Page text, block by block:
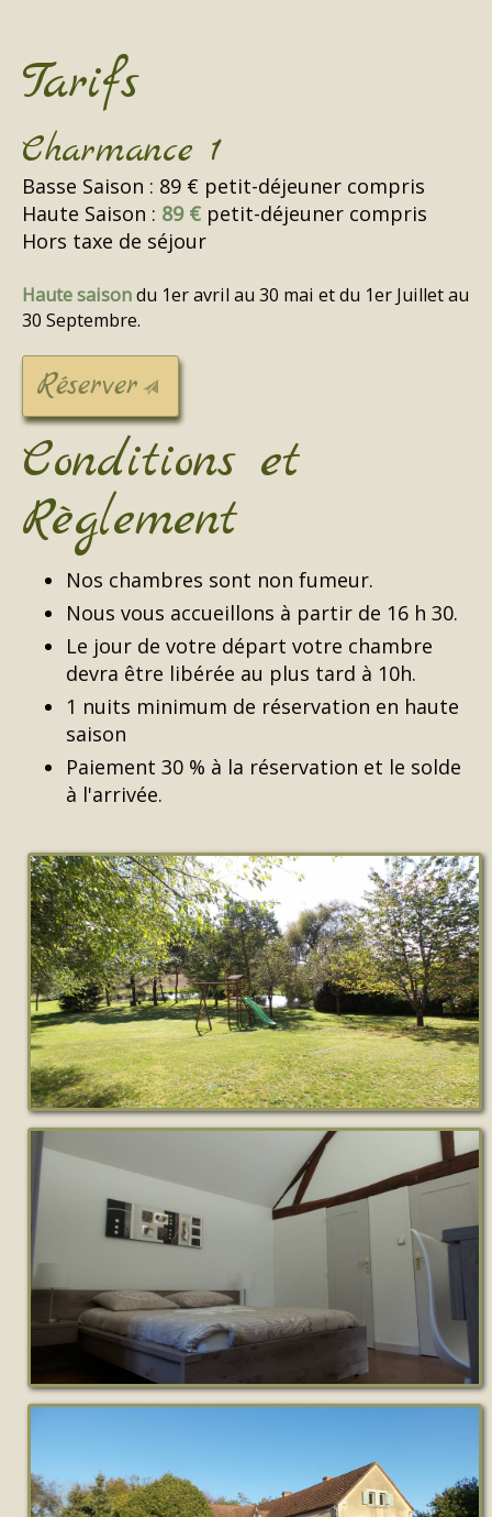
Tarifs
Charmance 1
Basse Saison : 89 € petit-déjeuner compris
Haute Saison : 89 € petit-déjeuner compris
Hors taxe de séjour
Haute saisondu 1er avril au 30 mai et du 1er Juillet au
30 Septembre.
Réserver
Conditions et
Règlement
Nos chambres sont non­ fumeur.
Nous vous accueillons à partir de 16 h 30.
Le jour de votre départ votre chambre
devra être libérée au plus tard à 10h.
1 nuits minimum de réservation en haute
saison
Paiement 30 % à la réservation et le solde
à l'arrivée.